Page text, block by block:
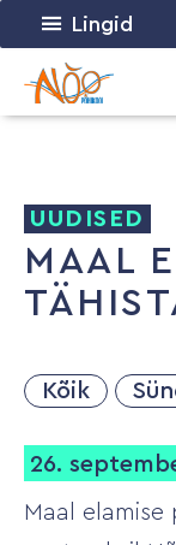
Lingid
UUDISED
MAAL
Kõik
26.
Maal elamise